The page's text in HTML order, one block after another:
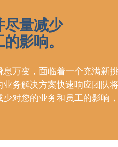
尽量减少
影响。
息万变，面临着一个充满新
业务解决方案快速响应团队
少对您的业务和员工的影响